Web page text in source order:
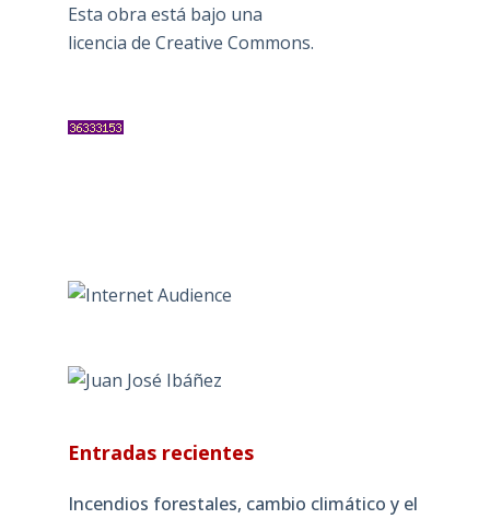
Esta obra está bajo una
licencia de Creative Commons.
Entradas recientes
Incendios forestales, cambio climático y el